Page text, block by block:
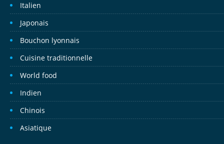
Italien
Japonais
Bouchon lyonnais
Cuisine traditionnelle
World food
Indien
Chinois
Asiatique